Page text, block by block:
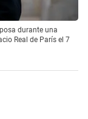
durante una
Real de París el 7